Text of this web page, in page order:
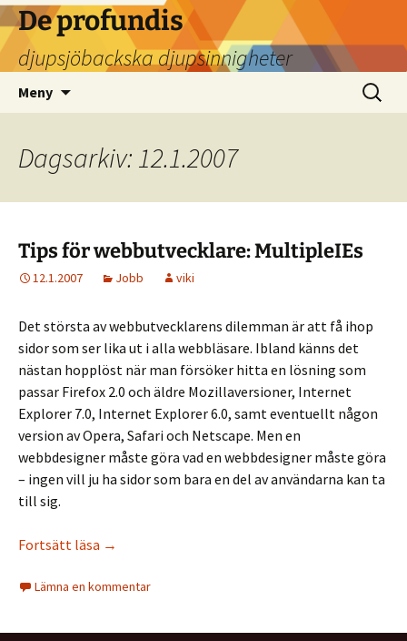
Hoppa
till
innehåll
De profundis
djupsjöbackska djupsinnigheter
Meny
Sök
efter:
Dagsarkiv: 12.1.2007
Tips för webbutvecklare: MultipleIEs
12.1.2007 Jobb viki
Det största av webbutvecklarens dilemman är att få ihop
sidor som ser lika ut i alla webbläsare. Ibland känns det
nästan hopplöst när man försöker hitta en lösning som
passar Firefox 2.0 och äldre Mozillaversioner, Internet
Explorer 7.0, Internet Explorer 6.0, samt eventuellt någon
version av Opera, Safari och Netscape. Men en
webbdesigner måste göra vad en webbdesigner måste göra
– ingen vill ju ha sidor som bara en del av användarna kan ta
till sig.
Fortsätt läsa Tips för webbutvecklare: MultipleIEs
→
Lämna en kommentar